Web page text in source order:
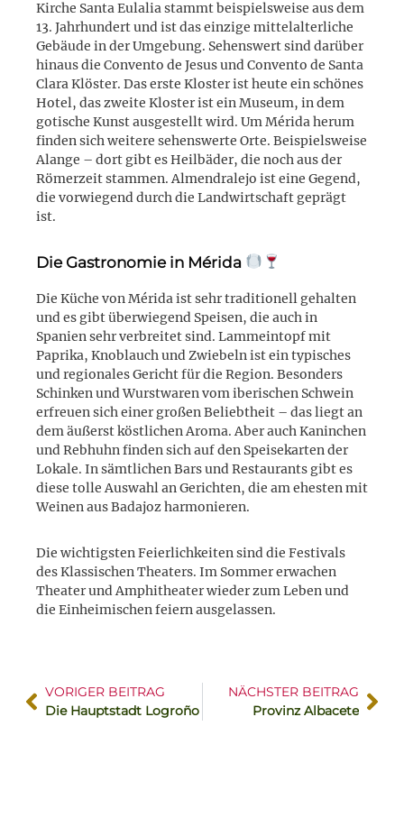
Kirche Santa Eulalia stammt beispielsweise aus dem
13. Jahrhundert und ist das einzige mittelalterliche
Gebäude in der Umgebung. Sehenswert sind darüber
hinaus die Convento de Jesus und Convento de Santa
Clara Klöster. Das erste Kloster ist heute ein schönes
Hotel, das zweite Kloster ist ein Museum, in dem
gotische Kunst ausgestellt wird. Um Mérida herum
finden sich weitere sehenswerte Orte. Beispielsweise
Alange – dort gibt es Heilbäder, die noch aus der
Römerzeit stammen. Almendralejo ist eine Gegend,
die vorwiegend durch die Landwirtschaft geprägt
ist.
Die Gastronomie in Mérida
Die Küche von Mérida ist sehr traditionell gehalten
und es gibt überwiegend Speisen, die auch in
Spanien sehr verbreitet sind. Lammeintopf mit
Paprika, Knoblauch und Zwiebeln ist ein typisches
und regionales Gericht für die Region. Besonders
Schinken und Wurstwaren vom iberischen Schwein
erfreuen sich einer großen Beliebtheit – das liegt an
dem äußerst köstlichen Aroma. Aber auch Kaninchen
und Rebhuhn finden sich auf den Speisekarten der
Lokale. In sämtlichen Bars und Restaurants gibt es
diese tolle Auswahl an Gerichten, die am ehesten mit
Weinen aus Badajoz harmonieren.
Die wichtigsten Feierlichkeiten sind die Festivals
des Klassischen Theaters. Im Sommer erwachen
Theater und Amphitheater wieder zum Leben und
die Einheimischen feiern ausgelassen.
VORIGER BEITRAG
Die Hauptstadt Logroño
NÄCHSTER BEITRAG
Provinz Albacete